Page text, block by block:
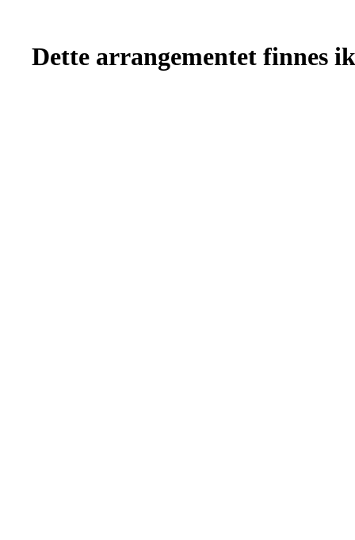
Dette arrangementet finnes